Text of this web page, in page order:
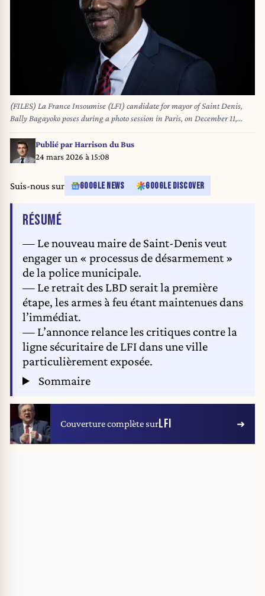
(FILES) La France Insoumise (LFI) candidate for mayor of Saint Denis,
Bally Bagayoko poses during a photo session in Paris, on December 11,
2025. This is a first trophy of war for La France insoumise, and a
significant one at that: LFI candidate Bally Bagayoko, allied with the
Communist Party, wrested Saint-Denis (Seine-Saint-Denis) from the
ROSA / AFP
Publié parHarrison du Bus
24 mars 2026 à 15:08
Suis-nous sur GOOGLE NEWS GOOGLE DISCOVER
RÉSUMÉDE L'ARTICLE
— Le nouveau maire de Saint-Denis veut
engager un « processus de désarmement »
de la police municipale.
— Le retrait des LBD serait la première
étape, les armes à feu étant maintenues dans
l’immédiat.
— L’annonce relance les critiques contre la
ligne sécuritaire de LFI dans une ville
particulièrement exposée.
Sommaire
Couverture complète surLFI